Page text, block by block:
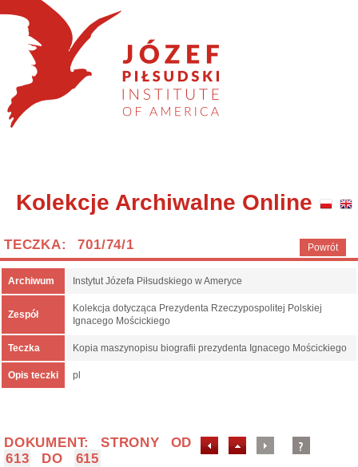
Kolekcje Archiwalne Online
Powrót
TECZKA: 701/74/1
Archiwum Instytut Józefa Piłsudskiego w Ameryce
Zespół
Kolekcja dotycząca Prezydenta Rzeczypospolitej Polskiej
Ignacego Mościckiego
Teczka Kopia maszynopisu biografii prezydenta Ignacego Mościckiego
Opis teczki pl
DOKUMENT: STRONY OD
613
DO 615